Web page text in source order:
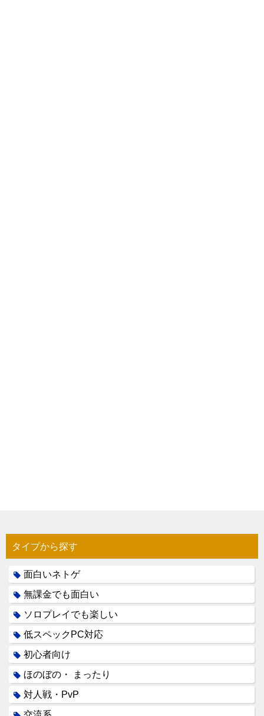
タイプから探す
面白いネトゲ
無課金でも面白い
ソロプレイでも楽しい
低スペックPC対応
初心者向け
ほのぼの・ まったり
対人戦・PvP